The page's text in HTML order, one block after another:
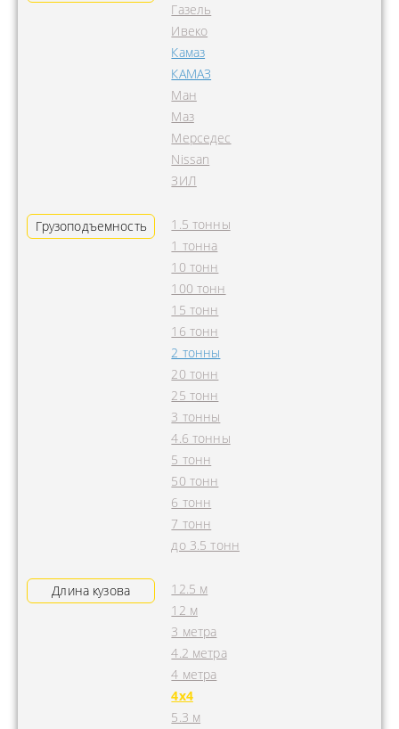
Газель
Ивеко
Камаз
КАМАЗ
Ман
Маз
Мерседес
Nissan
ЗИЛ
Грузоподъемность
1.5 тонны
1 тонна
10 тонн
100 тонн
15 тонн
16 тонн
2 тонны
20 тонн
25 тонн
3 тонны
4.6 тонны
5 тонн
50 тонн
6 тонн
7 тонн
до 3.5 тонн
Длина кузова
12.5 м
12 м
3 метра
4.2 метра
4 метра
4x4
5.3 м